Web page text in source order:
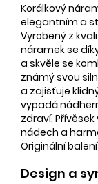
Korálkový
elegantním a
Vyrobený z
náramek se
a skvěle se
známý svou
a zajišťuje
vypadá
zdraví.
nádech a
Originální
Design a